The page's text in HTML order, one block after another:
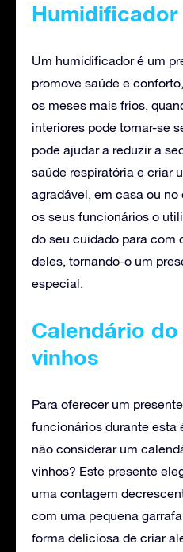
Humidificador
Um humidificador é um
promove saúde e
os meses mais frios,
interiores pode tornar-se
pode ajudar a reduzir a
saúde respiratória e criar
agradável, em casa ou
os seus funcionários o
do seu cuidado para com
deles, tornando-o um
especial.
Calendário
vinhos
Para oferecer um
funcionários durante esta
não considerar um
vinhos? Este presente
uma contagem
com uma pequena
forma deliciosa de criar